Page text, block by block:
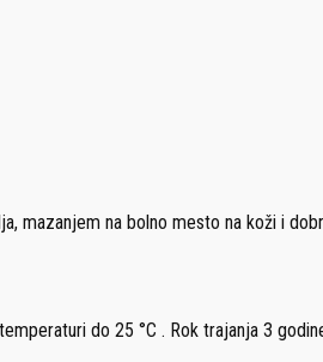
mazanjem na bolno mesto na koži i
do 25 °C . Rok trajanja 3